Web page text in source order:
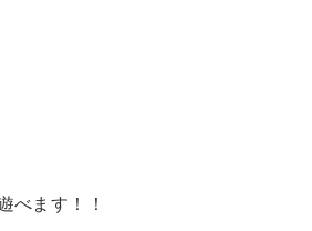
べます！！